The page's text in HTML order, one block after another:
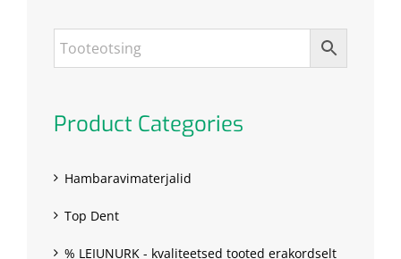
Product Categories
Hambaravimaterjalid
Top Dent
% LEIUNURK - kvaliteetsed tooted erakordselt